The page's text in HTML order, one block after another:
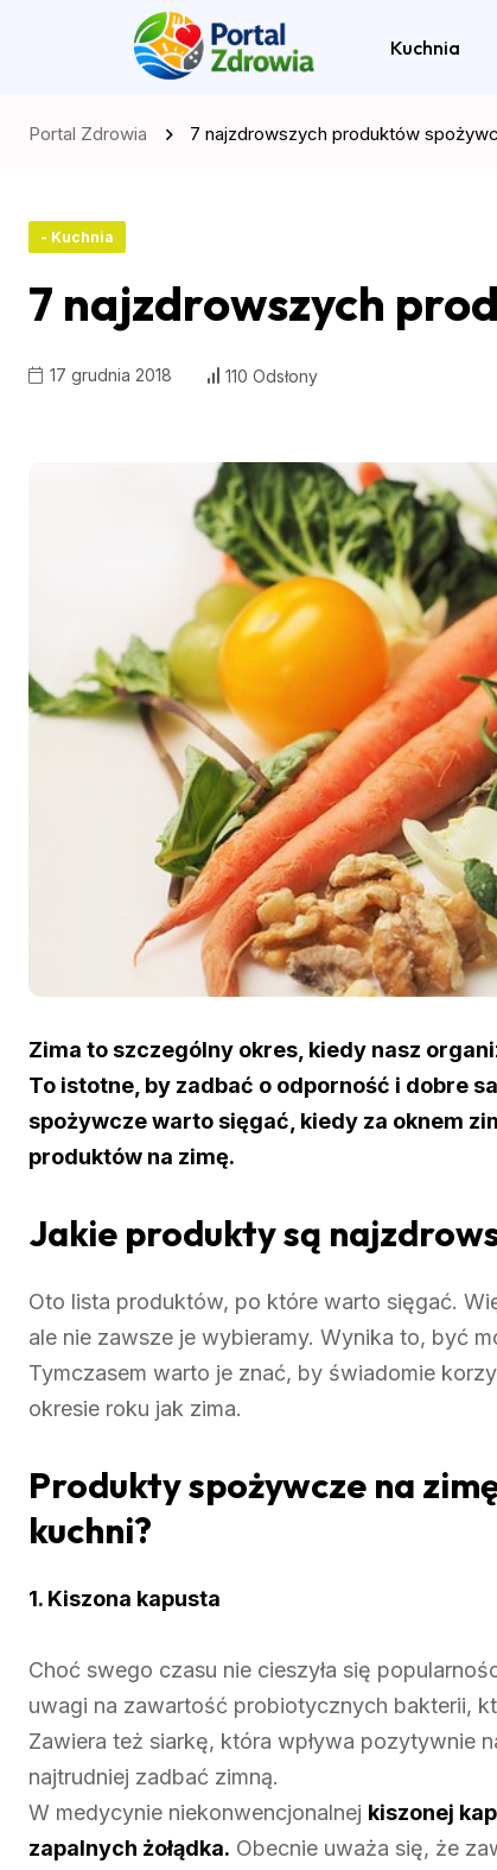
Kuchnia
Portal Zdrowia 7 najzdrowszych produktów
- Kuchnia
7 najzdrowszych
17 grudnia 2018 110 Odsłony
Zima to szczególny okres, kiedy nasz
To istotne, by zadbać o odporność i dobre
spożywcze warto sięgać, kiedy za oknem
produktów na zimę.
Jakie produkty są
Oto lista produktów, po które warto sięgać.
ale nie zawsze je wybieramy. Wynika to, być
Tymczasem warto je znać, by świadomie
okresie roku jak zima.
Produkty spożywcze na
kuchni?
1. Kiszona kapusta
Choć swego czasu nie cieszyła się
uwagi na zawartość probiotycznych bakterii,
Zawiera też siarkę, która wpływa pozytywnie
najtrudniej zadbać zimną.
W medycynie niekonwencjonalnej kiszonej
zapalnych żołądka. Obecnie uważa się, że